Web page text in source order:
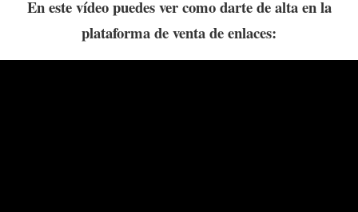
En este vídeo puedes ver como darte de alta en la
plataforma de venta de enlaces: